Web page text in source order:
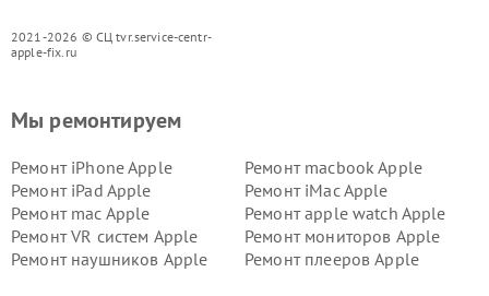
2021-2026 © СЦ tvr.service-centr-
apple-fix.ru
Мы ремонтируем
Ремонт iPhone Apple
Ремонт macbook Apple
Ремонт iPad Apple
Ремонт iMac Apple
Ремонт mac Apple
Ремонт apple watch Apple
Ремонт VR систем Apple
Ремонт мониторов Apple
Ремонт наушников Apple
Ремонт плееров Apple